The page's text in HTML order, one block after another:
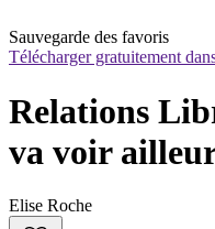
Sauvegarde des favoris
Télécharger gratuitement
Relations
va voir
Elise Roche